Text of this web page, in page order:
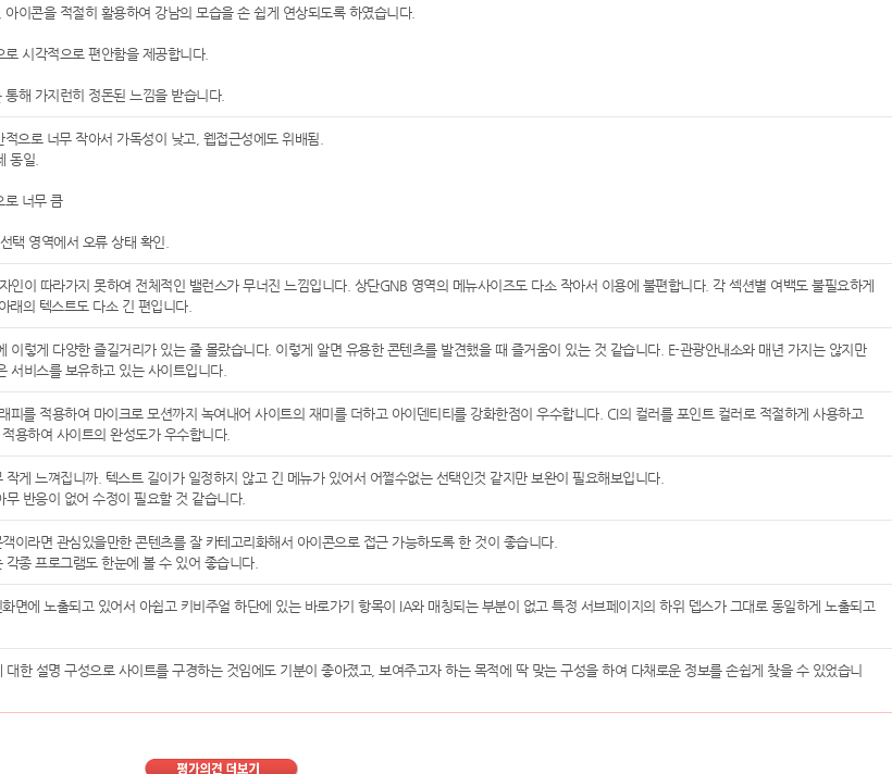
이콘을 적절히 활용하여 강남의 모습을 손 쉽게 연상되도록 하였습니다.
시각적으로 편안함을 제공합니다.
해 가지런히 정돈된 느낌을 받습니다.
으로 너무 작아서 가독성이 낮고, 웹접근성에도 위배됨.
동일.
로 너무 큼
택 영역에서 오류 상태 확인.
인이 따라가지 못하여 전체적인 밸런스가 무너진 느낌입니다. 상단GNB 영역의 메뉴사이즈도 다소 작아서 이용에 불편합니다. 각 섹션별 여백도 불필요하게
래의 텍스트도 다소 긴 편입니다.
이렇게 다양한 즐길거리가 있는 줄 몰랐습니다. 이렇게 알면 유용한 콘텐츠를 발견했을 때 즐거움이 있는 것 같습니다. E-관광안내소와 매년 가지는 않지만
서비스를 보유하고 있는 사이트입니다.
피를 적용하여 마이크로 모션까지 녹여내어 사이트의 재미를 더하고 아이덴티티를 강화한점이 우수합니다. CI의 컬러를 포인트 컬러로 적절하게 사용하고
용하여 사이트의 완성도가 우수합니다.
게 느껴집니까. 텍스트 길이가 일정하지 않고 긴 메뉴가 있어서 어쩔수없는 선택인것 같지만 보완이 필요해보입니다.
반응이 없어 수정이 필요할 것 같습니다.
이라면 관심있을만한 콘텐츠를 잘 카테고리화해서 아이콘으로 접근 가능하도록 한 것이 좋습니다.
종 프로그램도 한눈에 볼 수 있어 좋습니다.
면에 노출되고 있어서 아쉽고 키비주얼 하단에 있는 바로가기 항목이 IA와 매칭되는 부분이 없고 특정 서브페이지의 하위 뎁스가 그대로 동일하게 노출되고
한 설명 구성으로 사이트를 구경하는 것임에도 기분이 좋아졌고, 보여주고자 하는 목적에 딱 맞는 구성을 하여 다채로운 정보를 손쉽게 찾을 수 있었습니